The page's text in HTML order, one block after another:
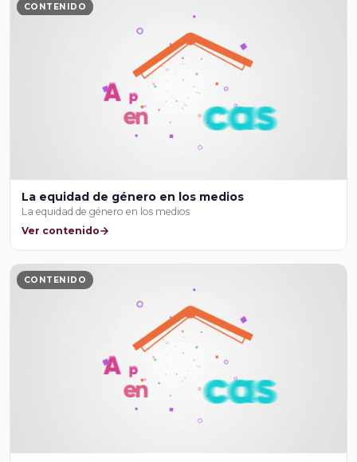
CONTENIDO
La equidad de género en los medios
La equidad de género en los medios
Ver contenido
CONTENIDO